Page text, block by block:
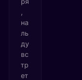
на
ль
ду
вс
тр
ет